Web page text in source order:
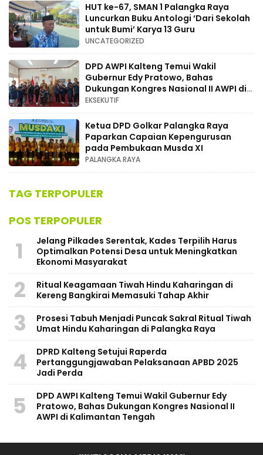
HUT ke-67, SMAN 1 Palangka Raya
Luncurkan Buku Antologi ‘Dari Sekolah
untuk Bumi’ Karya 13 Guru
UNCATEGORIZED
DPD AWPI Kalteng Temui Wakil
Gubernur Edy Pratowo, Bahas
Dukungan Kongres Nasional II AWPI di
Kalimantan Tengah
EKSEKUTIF
Ketua DPD Golkar Palangka Raya
Paparkan Capaian Kepengurusan
pada Pembukaan Musda XI
PALANGKA RAYA
TAG TERPOPULER
POS TERPOPULER
1
Jelang Pilkades Serentak, Kades Terpilih Harus
Optimalkan Potensi Desa untuk Meningkatkan
Ekonomi Masyarakat
2
Ritual Keagamaan Tiwah Hindu Kaharingan di
Kereng Bangkirai Memasuki Tahap Akhir
3
Prosesi Tabuh Menjadi Puncak Sakral Ritual Tiwah
Umat Hindu Kaharingan di Palangka Raya
4
​DPRD Kalteng Setujui Raperda
Pertanggungjawaban Pelaksanaan APBD 2025
Jadi Perda
5
DPD AWPI Kalteng Temui Wakil Gubernur Edy
Pratowo, Bahas Dukungan Kongres Nasional II
AWPI di Kalimantan Tengah